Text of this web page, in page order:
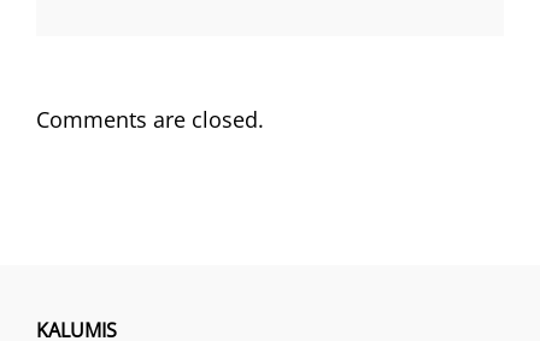
Comments are closed.
KALUMIS